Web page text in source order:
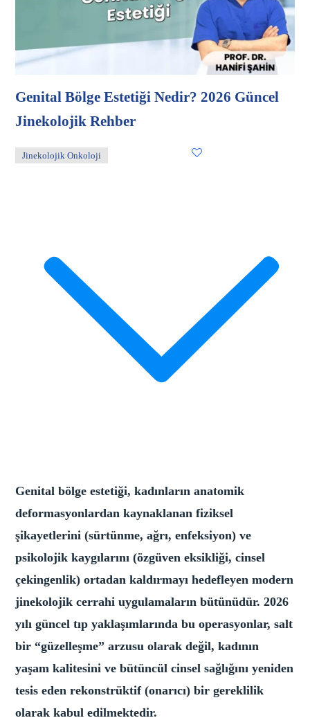
Genital Bölge Estetiği Nedir? 2026 Güncel
Jinekolojik Rehber
Jinekolojik Onkoloji
Genital bölge estetiği, kadınların anatomik
deformasyonlardan kaynaklanan fiziksel
şikayetlerini (sürtünme, ağrı, enfeksiyon) ve
psikolojik kaygılarını (özgüven eksikliği, cinsel
çekingenlik) ortadan kaldırmayı hedefleyen modern
jinekolojik cerrahi uygulamaların bütünüdür. 2026
yılı güncel tıp yaklaşımlarında bu operasyonlar, salt
bir “güzelleşme” arzusu olarak değil, kadının
yaşam kalitesini ve bütüncül cinsel sağlığını yeniden
tesis eden rekonstrüktif (onarıcı) bir gereklilik
olarak kabul edilmektedir.